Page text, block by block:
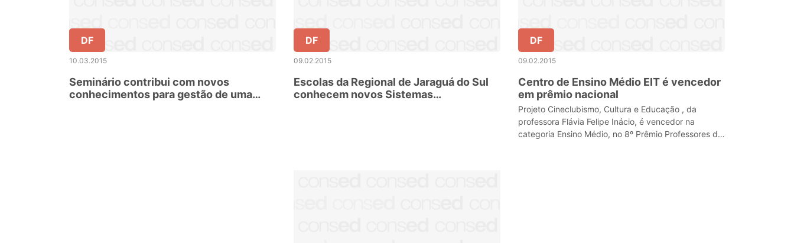
DF
10.03.2015
Seminário contribui com novos
conhecimentos para gestão de uma
DF
09.02.2015
Escolas da Regional de Jaraguá do Sul
conhecem novos Sistemas
DF
09.02.2015
Centro de Ensino Médio EIT é vencedor
em prêmio nacional
Projeto Cineclubismo, Cultura e Educação , da
professora Flávia Felipe Inácio, é vencedor na
categoria Ensino Médio, no 8º Prêmio Professores do